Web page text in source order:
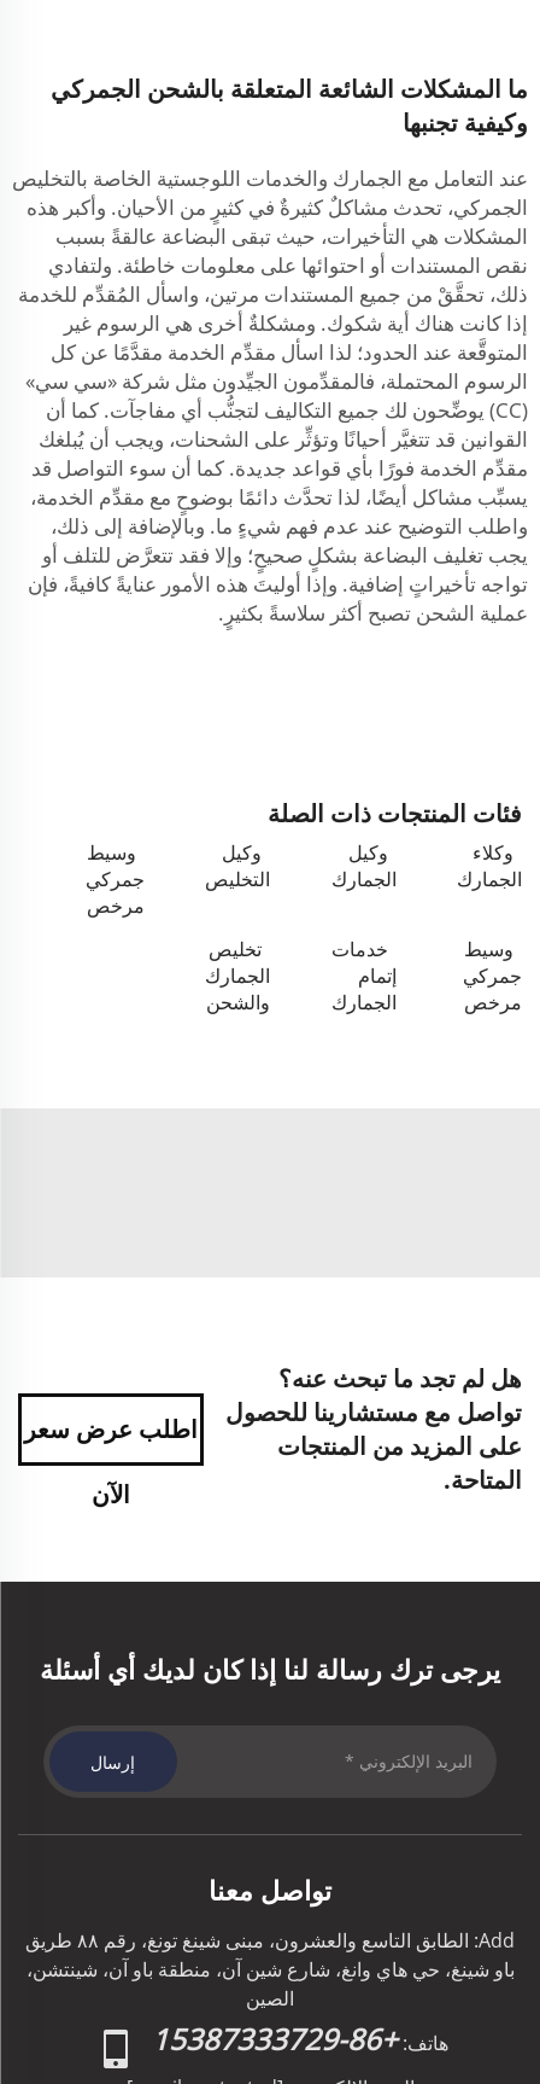
ما المشكلات الشائعة المتعلقة بالشحن الجمركي
وكيفية تجنبها
عند التعامل مع الجمارك والخدمات اللوجستية الخاصة بالتخليص
الجمركي، تحدث مشاكلٌ كثيرةٌ في كثيرٍ من الأحيان. وأكبر هذه
المشكلات هي التأخيرات، حيث تبقى البضاعة عالقةً بسبب
نقص المستندات أو احتوائها على معلومات خاطئة. ولتفادي
ذلك، تحقَّقْ من جميع المستندات مرتين، واسأل المُقدِّم للخدمة
إذا كانت هناك أية شكوك. ومشكلةٌ أخرى هي الرسوم غير
المتوقَّعة عند الحدود؛ لذا اسأل مقدِّم الخدمة مقدَّمًا عن كل
الرسوم المحتملة، فالمقدِّمون الجيِّدون مثل شركة «سي سي»
(CC) يوضِّحون لك جميع التكاليف لتجنُّب أي مفاجآت. كما أن
القوانين قد تتغيَّر أحيانًا وتؤثِّر على الشحنات، ويجب أن يُبلغك
مقدِّم الخدمة فورًا بأي قواعد جديدة. كما أن سوء التواصل قد
يسبِّب مشاكل أيضًا، لذا تحدَّث دائمًا بوضوحٍ مع مقدِّم الخدمة،
واطلب التوضيح عند عدم فهم شيءٍ ما. وبالإضافة إلى ذلك،
يجب تغليف البضاعة بشكلٍ صحيحٍ؛ وإلا فقد تتعرَّض للتلف أو
تواجه تأخيراتٍ إضافية. وإذا أوليتَ هذه الأمور عنايةً كافيةً، فإن
عملية الشحن تصبح أكثر سلاسةً بكثيرٍ.
فئات المنتجات ذات الصلة
وكلاء
الجمارك
وكيل
الجمارك
وكيل
التخليص
وسيط
جمركي
مرخص
وسيط
جمركي
مرخص
خدمات
إتمام
الجمارك
تخليص
الجمارك
والشحن
هل لم تجد ما تبحث عنه؟
تواصل مع مستشارينا للحصول
على المزيد من المنتجات
المتاحة.
اطلب عرض سعر
الآن
يرجى ترك رسالة لنا إذا كان لديك أي أسئلة
إرسال
تواصل معنا
Add: الطابق التاسع والعشرون، مبنى شينغ تونغ، رقم ٨٨ طريق
باو شينغ، حي هاي وانغ، شارع شين آن، منطقة باو آن، شينتشن،
الصين
هاتف: +86-15387333729